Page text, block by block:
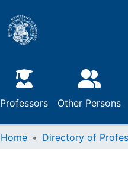
Professors Other Persons
Home Directory of